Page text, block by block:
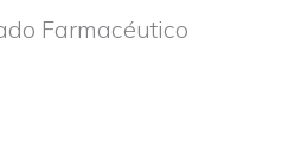
Farmacéutico